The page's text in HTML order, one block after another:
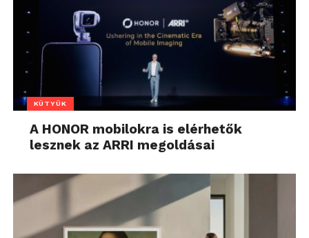
KÜTYÜK
A HONOR mobilokra is elérhetők
lesznek az ARRI megoldásai